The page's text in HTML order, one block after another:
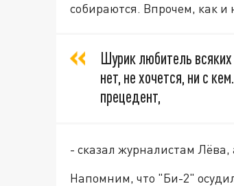
собираются. Впрочем, как и
Шурик любитель
нет, не хочется, ни с
прецедент,
- сказал журналистам
Напомним, что "Би-2"